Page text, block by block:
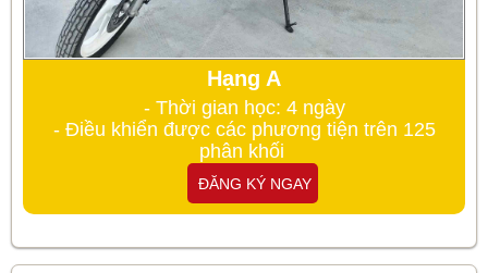
Hạng A
- Thời gian học: 4 ngày
- Điều khiển được các phương tiện trên 125
phân khối
ĐĂNG KÝ NGAY